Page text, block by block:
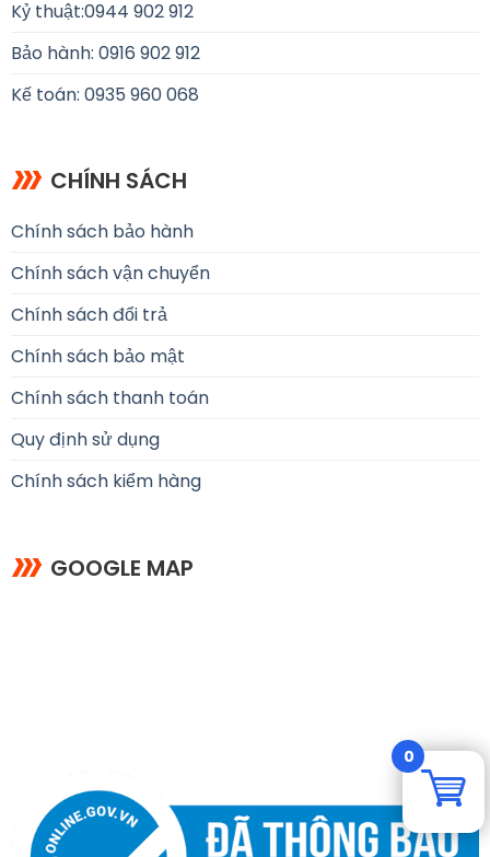
Kỷ thuật:0944 902 912
Bảo hành: 0916 902 912
Kế toán: 0935 960 068
CHÍNH SÁCH
Chính sách bảo hành
Chính sách vận chuyển
Chính sách đổi trả
Chính sách bảo mật
Chính sách thanh toán
Quy định sử dụng
Chính sách kiểm hàng
GOOGLE MAP
0